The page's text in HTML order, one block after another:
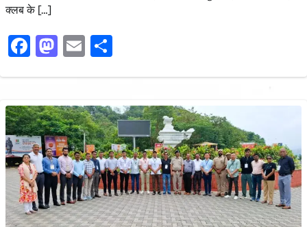
क्लब के […]
Facebook
Mastodon
Email